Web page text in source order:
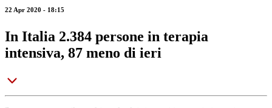
22 Apr 2020 - 18:15
In Italia 2.384 persone in terapia
intensiva, 87 meno di ieri